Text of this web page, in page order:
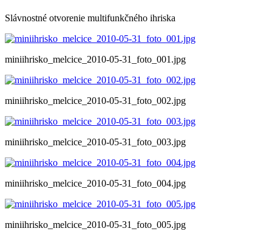
Slávnostné otvorenie multifunkčného ihriska
miniihrisko_melcice_2010-05-31_foto_001.jpg
miniihrisko_melcice_2010-05-31_foto_002.jpg
miniihrisko_melcice_2010-05-31_foto_003.jpg
miniihrisko_melcice_2010-05-31_foto_004.jpg
miniihrisko_melcice_2010-05-31_foto_005.jpg